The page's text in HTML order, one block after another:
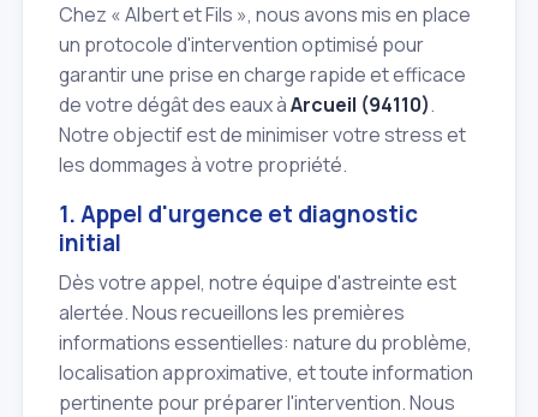
Chez « Albert et Fils », nous avons mis en place
un protocole d'intervention optimisé pour
garantir une prise en charge rapide et efficace
de votre dégât des eaux àArcueil (94110).
Notre objectif est de minimiser votre stress et
les dommages à votre propriété.
1. Appel d'urgence et diagnostic
initial
Dès votre appel, notre équipe d'astreinte est
alertée. Nous recueillons les premières
informations essentielles: nature du problème,
localisation approximative, et toute information
pertinente pour préparer l'intervention. Nous